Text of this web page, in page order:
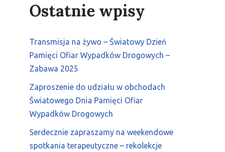
Ostatnie wpisy
Transmisja na żywo – Światowy Dzień
Pamięci Ofiar Wypadków Drogowych –
Zabawa 2025
Zaproszenie do udziału w obchodach
Światowego Dnia Pamięci Ofiar
Wypadków Drogowych
Serdecznie zapraszamy na weekendowe
spotkania terapeutyczne – rekolekcje